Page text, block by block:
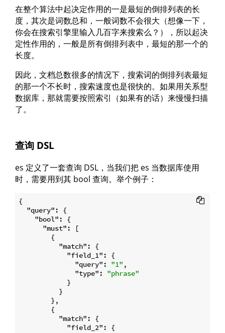
在整个算法中起决定作用的一是最短的倒排列表的长
度，其次是词数总和，一般词数不会很大（想像一下，
你会在搜索引擎里输入几百字来搜索么？），所以起决
定性作用的，一般是所有倒排列表中，最短的那一个的
长度。
因此，文档总数很多的情况下，搜索词的倒排列表最短
的那一个不长时，搜索速度也是很快的。如果用关系型
数据库，那就需要按照索引（如果有的话）来慢慢扫描
了。
查询 DSL
es 定义了一套查询 DSL，当我们把 es 当数据库使用
时，需要用到其 bool 查询。举个例子：
{
"query" : {
"bool" : {
"must" : [
        {
"match" : {
"field_1" : {
"query" : "1" ,
"type" : "phrase"
            }
          }
        },
        {
"match" : {
"field_2" : {